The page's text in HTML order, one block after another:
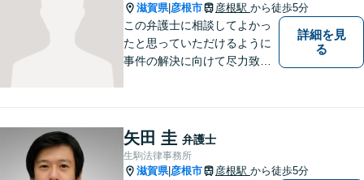
滋賀県| 彦根市 彦根駅 から徒歩5分
この弁護士に相談してよかっ
たと思っていただけるように
事件の解決に向けて尽力致し
詳細を見
る
矢田 圭 弁護士
生駒法律事務所
滋賀県| 彦根市 彦根駅 から徒歩5分